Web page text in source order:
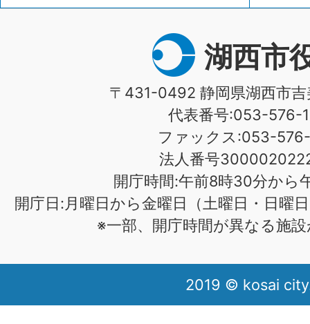
湖西市
〒431-0492 静岡県湖西市
代表番号:053-576-
ファックス:053-576-
法人番号
開庁時間:午前8時30分から
開庁日:月曜日から金曜日（土曜日・日曜
※一部、開庁時間が異なる施
2019 © kosai